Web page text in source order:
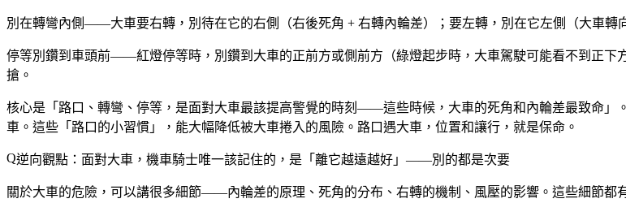
別在轉彎內側——大車要右轉，別待在它的右側（右後死角 + 右轉內輪差）；要左轉，別在它左側（大車轉
停等別鑽到車頭前——紅燈停等時，別鑽到大車的正前方或側前方（綠燈起步時，大車駕駛可能看不到正
搶。
核心是「路口、轉彎、停等，是面對大車最該提高警覺的時刻——這些時候，大車的死角和內輪差最致命」
車。這些「路口的小習慣」，能大幅降低被大車捲入的風險。路口遇大車，位置和讓行，就是保命。
逆向觀點：面對大車，機車騎士唯一該記住的，是「離它越遠越好」——別的都是次要
關於大車的危險，可以講很多細節——內輪差的原理、死角的分布、右轉的機制、風壓的影響。這些細節都